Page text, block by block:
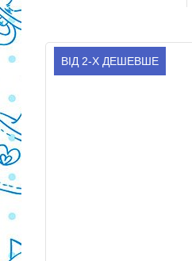
ВІД 2-Х ДЕШЕВШЕ